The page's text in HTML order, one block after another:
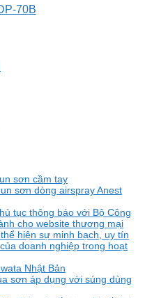
70B
sơn cầm tay
sơn dòng airspray Anest
tục thông báo với Bộ Công
cho website thương mại
hiện sự minh bạch, uy tín
doanh nghiệp trong hoạt
Nhật Bản
sơn áp dụng với súng dùng